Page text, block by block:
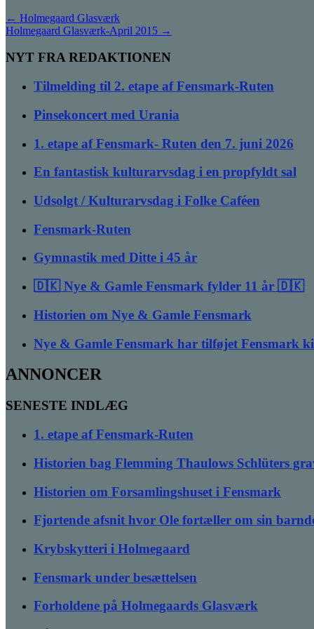
← Holmegaard Glasværk
Holmegaard Glasværk-April 2015 →
NYT FRA REDAKTIONEN
Tilmelding til 2. etape af Fensmark-Ruten
Pinsekoncert med Urania
1. etape af Fensmark- Ruten den 7. juni 2026
En fantastisk kulturarvsdag i en propfyldt sal
Udsolgt / Kulturarvsdag i Folke Caféen
Fensmark-Ruten
Gymnastik med Ditte i 45 år
🇩🇰 Nye & Gamle Fensmark fylder 11 år 🇩🇰
Historien om Nye & Gamle Fensmark
Nye & Gamle Fensmark har tilføjet Fensmark
ANNONCER
SENESTE INDLÆG
1. etape af Fensmark-Ruten
Historien bag Flemming Thaulows Schlüters
Historien om Forsamlingshuset i Fensmark
Fjortende afsnit hvor Ole fortæller om sin
Krybskytteri i Holmegaard
Fensmark under besættelsen
Forholdene på Holmegaards Glasværk